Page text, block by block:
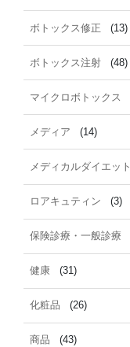
ボトックス修正 (13)
ボトックス注射 (48)
マイクロボトックス
メディア (14)
メディカルダイエット
ロアキュティン (3)
保険診療・一般診療
健康 (31)
化粧品 (26)
商品 (43)